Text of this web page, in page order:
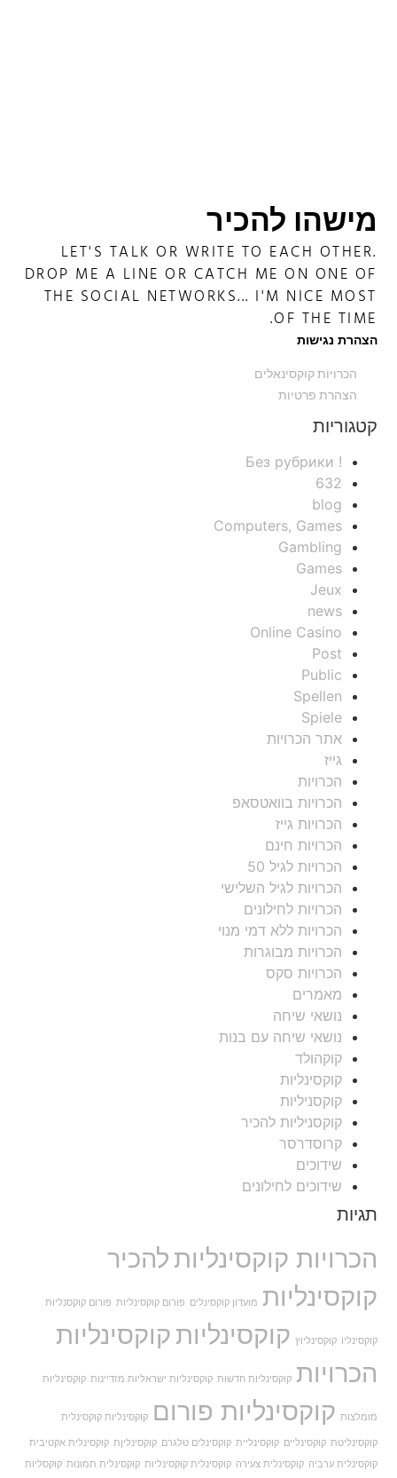
מישהו להכיר
LET'S TALK OR WRITE TO EACH OTHER.
DROP ME A LINE OR CATCH ME ON ONE OF
THE SOCIAL NETWORKS... I'M NICE MOST
OF THE TIME.
הצהרת נגישות
הכרויות קוקסינאלים
הצהרת פרטיות
קטגוריות
! Без рубрики
632
blog
Computers, Games
Gambling
Games
Jeux
news
Online Casino
Post
Public
Spellen
Spiele
אתר הכרויות
גייז
הכרויות
הכרויות בוואטסאפ
הכרויות גייז
הכרויות חינם
הכרויות לגיל 50
הכרויות לגיל השלישי
הכרויות לחילונים
הכרויות ללא דמי מנוי
הכרויות מבוגרות
הכרויות סקס
מאמרים
נושאי שיחה
נושאי שיחה עם בנות
קוקהולד
קוקסינליות
קוקסניליות
קוקסניליות להכיר
קרוסדרסר
שידוכים
שידוכים לחילונים
תגיות
הכרויות קוקסינליות להכיר
קוקסינליות מועדון קוקסינלים פורום קוקסינליות פורום קוקסנליות
קוקסינליו קוקסינליוץ קוקסינליות קוקסינליות
הכרויות קוקסינליות חדשות קוקסינליות ישראליות מזדיינות קוקסינליות
מומלצות קוקסינליות פורום קוקסינליות קוקסינלית
קוקסינליטת קוקסינליים קוקסינליית קוקסינלים טלגרם קוקסינליןת קוקסינלית אקטיבית
קוקסינלית ערביה קוקסינלית צעירה קוקסינלית קוקסינליות קוקסינלית תמונות קוקסליות